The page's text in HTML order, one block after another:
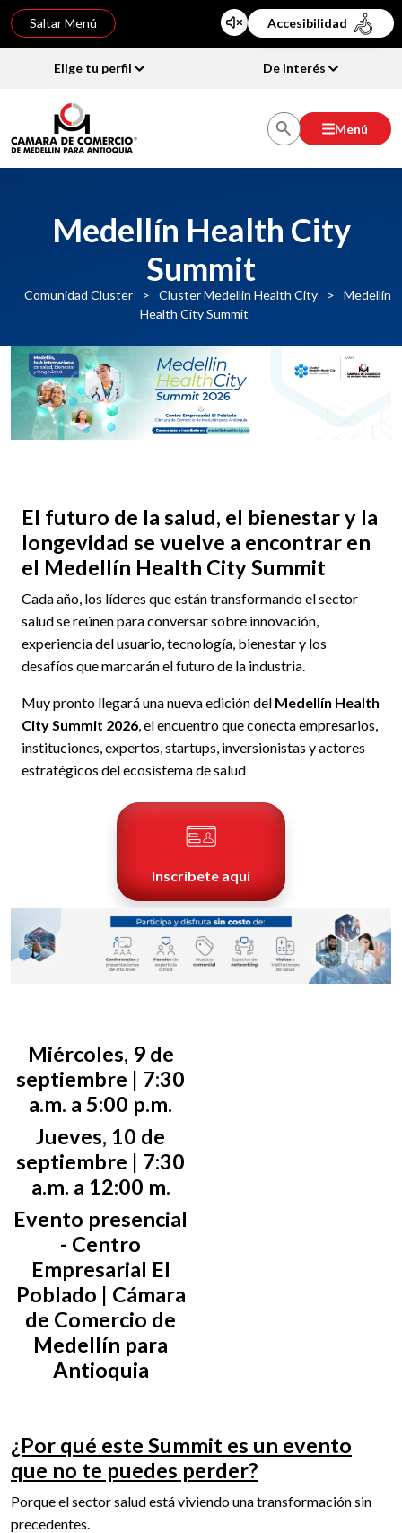
Saltar Menú Accesibilidad
Elige tu perfil De interés
Menú
Medellín Health City
Summit
Comunidad Cluster > Cluster Medellin Health City >
Medellín
Health City Summit
El futuro de la salud, el bienestar y la
longevidad se vuelve a encontrar en
el Medellín Health City Summit
Cada año, los líderes que están transformando el sector
salud se reúnen para conversar sobre innovación,
experiencia del usuario, tecnología, bienestar y los
desafíos que marcarán el futuro de la industria.
Muy pronto llegará una nueva edición del Medellín Health
City Summit 2026 , el encuentro que conecta empresarios,
instituciones, expertos, startups, inversionistas y actores
estratégicos del ecosistema de salud
Inscríbete aquí
Miércoles, 9 de
septiembre | 7:30
a.m. a 5:00 p.m.
Jueves, 10 de
septiembre | 7:30
a.m. a 12:00 m.
Evento presencial
- Centro
Empresarial El
Poblado | Cámara
de Comercio de
Medellín para
Antioquia
¿Por qué este Summit es un evento
que no te puedes perder?
Porque el sector salud está viviendo una transformación sin
precedentes.